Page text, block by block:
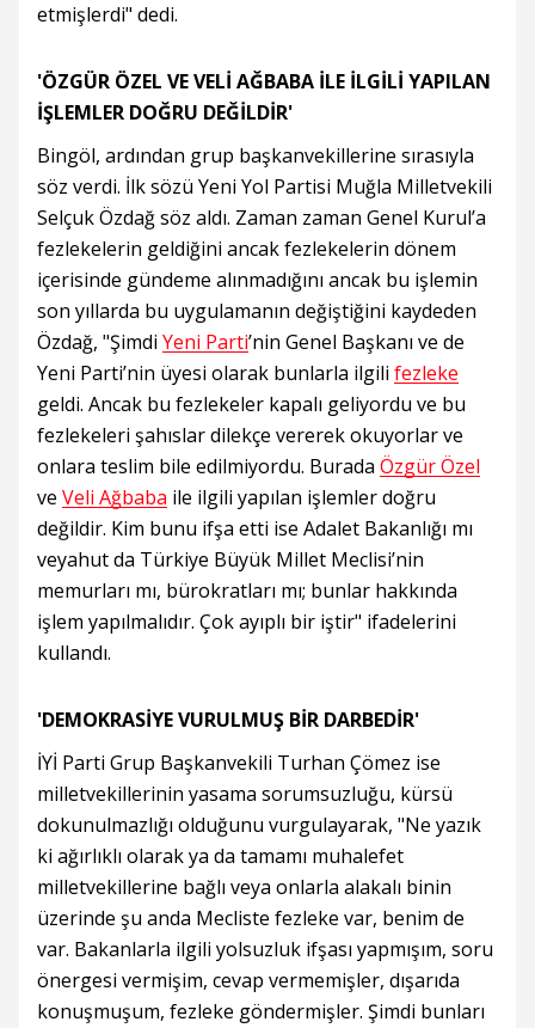
etmişlerdi" dedi.
'ÖZGÜR ÖZEL VE VELİ AĞBABA İLE İLGİLİ YAPILAN
İŞLEMLER DOĞRU DEĞİLDİR'
Bingöl, ardından grup başkanvekillerine sırasıyla
söz verdi. İlk sözü Yeni Yol Partisi Muğla Milletvekili
Selçuk Özdağ söz aldı. Zaman zaman Genel Kurul’a
fezlekelerin geldiğini ancak fezlekelerin dönem
içerisinde gündeme alınmadığını ancak bu işlemin
son yıllarda bu uygulamanın değiştiğini kaydeden
Özdağ, "Şimdi Yeni Parti’nin Genel Başkanı ve de
Yeni Parti’nin üyesi olarak bunlarla ilgili fezleke
geldi. Ancak bu fezlekeler kapalı geliyordu ve bu
fezlekeleri şahıslar dilekçe vererek okuyorlar ve
onlara teslim bile edilmiyordu. Burada Özgür Özel
ve Veli Ağbaba ile ilgili yapılan işlemler doğru
değildir. Kim bunu ifşa etti ise Adalet Bakanlığı mı
veyahut da Türkiye Büyük Millet Meclisi’nin
memurları mı, bürokratları mı; bunlar hakkında
işlem yapılmalıdır. Çok ayıplı bir iştir" ifadelerini
kullandı.
'DEMOKRASİYE VURULMUŞ BİR DARBEDİR'
İYİ Parti Grup Başkanvekili Turhan Çömez ise
milletvekillerinin yasama sorumsuzluğu, kürsü
dokunulmazlığı olduğunu vurgulayarak, "Ne yazık
ki ağırlıklı olarak ya da tamamı muhalefet
milletvekillerine bağlı veya onlarla alakalı binin
üzerinde şu anda Mecliste fezleke var, benim de
var. Bakanlarla ilgili yolsuzluk ifşası yapmışım, soru
önergesi vermişim, cevap vermemişler, dışarıda
konuşmuşum, fezleke göndermişler. Şimdi bunları